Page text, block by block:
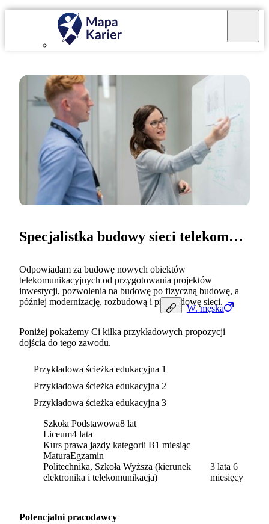
W. męska
Specjalistka budowy sieci telekomunikacyjnych
Odpowiadam za budowę nowych obiektów
telekomunikacyjnych od przygotowania projektów
inwestycji, pozwolenia na budowę po fizyczną budowę, a
później modernizację, rozbudową i przebudowę sieci.
Poniżej pokażemy Ci kilka przykładowych propozycji
dojścia do tego zawodu.
Przykładowa ścieżka edukacyjna 1
Przykładowa ścieżka edukacyjna 2
Przykładowa ścieżka edukacyjna 3
Szkoła Podstawowa8 lat
Liceum4 lata
Kurs prawa jazdy kategorii B1 miesiąc
MaturaEgzamin
Politechnika, Szkoła Wyższa (kierunek
elektronika i telekomunikacja)
3 lata 6
miesięcy
Potencjalni pracodawcy